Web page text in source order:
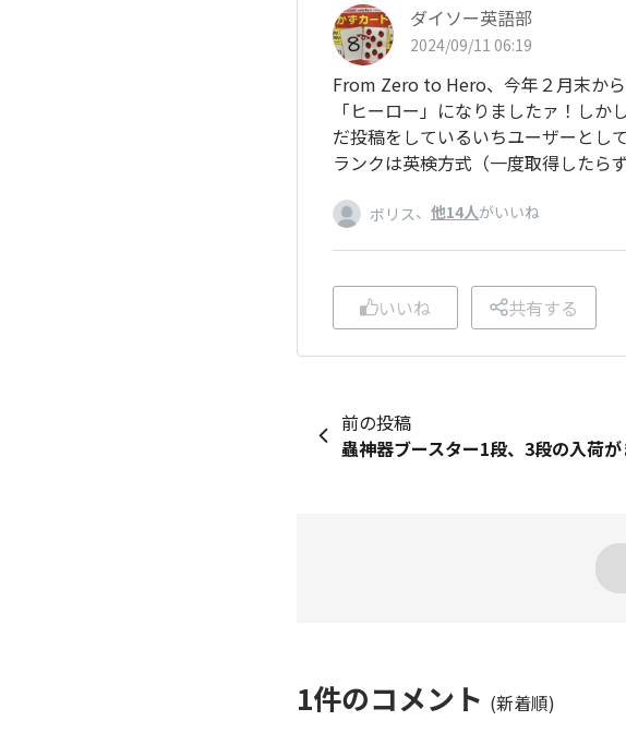
ダイソー英語部
2024/09/11 06:19
From Zero to Hero、今年２月末か
「ヒーロー」になりましたァ！し
だ投稿をしているいちユーザーとし
ランクは英検方式（一度取得したら
ボリス、 他14人がいいね
いいね 共有する
前の投稿
1件のコメント (新着順)